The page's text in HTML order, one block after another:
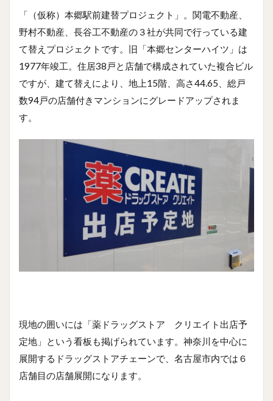
「（仮称）本郷駅前建替プロジェクト」。関電不動産、
野村不動産、長谷工不動産の３社が共同で行っている建
て替えプロジェクトです。旧「本郷センターハイツ」は
1977年竣工。住居38戸と店舗で構成されていた複合ビル
ですが、建て替えにより、地上15階、高さ44.65、総戸
数94戸の店舗付きマンションにグレードアップされま
す。
現地の囲いには「薬ドラッグストア クリエイト出店予
定地」という看板も掲げられています。神奈川を中心に
展開するドラッグストアチェーンで、名古屋市内では６
店舗目の店舗展開になります。